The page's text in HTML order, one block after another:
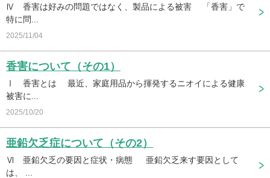
Ⅳ 香害は好みの問題ではなく、製品による被害 「香害」で
特に問...
2025/11/04
香害について（その1）
Ⅰ 香害とは 最近、家庭用品から揮発するニオイによる健康
被害に...
2025/10/20
亜鉛欠乏症について（その2）
Ⅵ 亜鉛欠乏の要因と症状・病態 亜鉛欠乏来す要因として
は、 ...